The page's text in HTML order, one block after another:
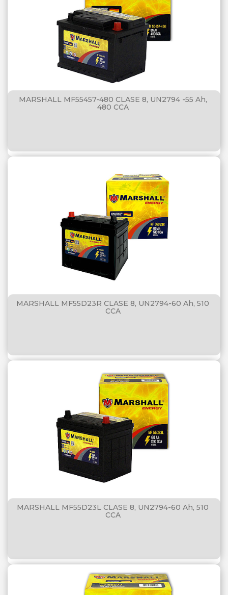
MARSHALL MF55457-480 CLASE 8, UN2794 -55 Ah,
480 CCA
MARSHALL MF55D23R CLASE 8, UN2794-60 Ah, 510
CCA
MARSHALL MF55D23L CLASE 8, UN2794-60 Ah, 510
CCA